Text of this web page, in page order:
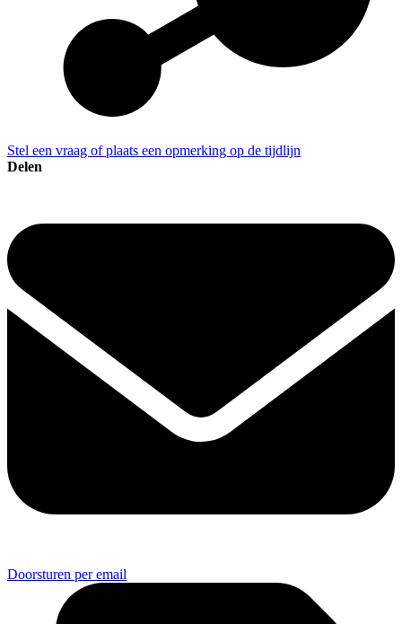
Stel een vraag of plaats een opmerking op de tijdlijn
Delen
Doorsturen per email